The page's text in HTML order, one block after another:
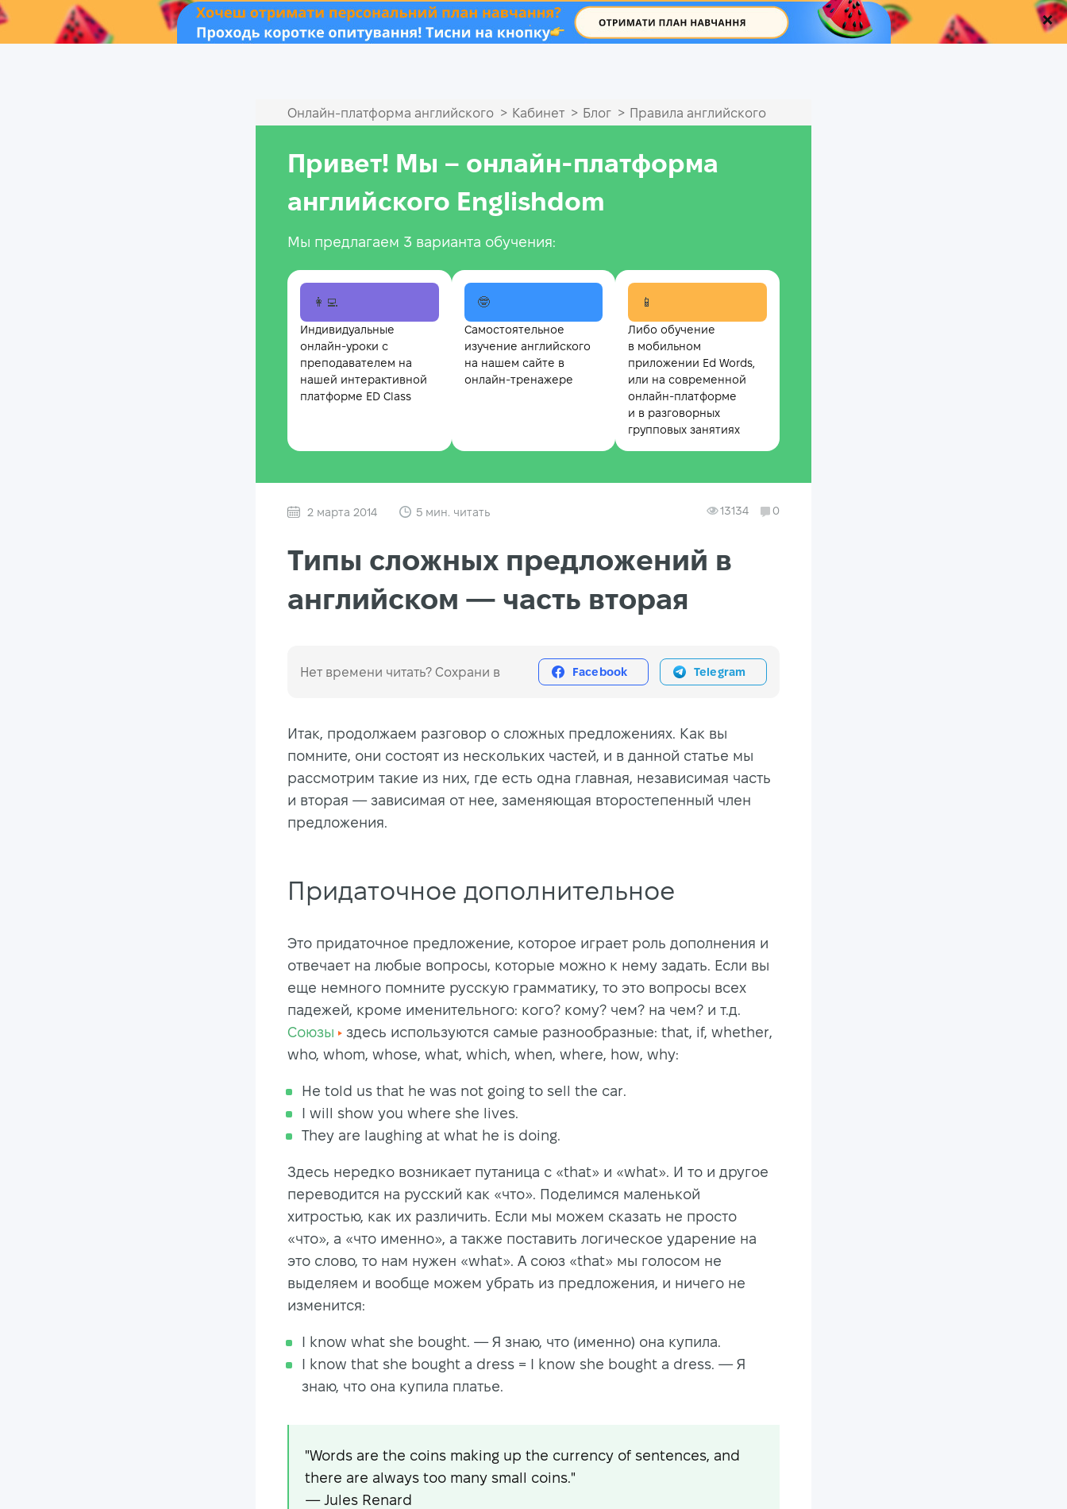
.
Онлайн‑платформа английского > Кабинет > Блог > Правила английского
Привет! Мы – онлайн‑платформа
английского Englishdom
Мы предлагаем 3 варианта обучения:
👩‍💻
Индивидуальные
онлайн-уроки с
преподавателем на
нашей интерактивной
платформе ED Class
🤓
Самостоятельное
изучение английского
на нашем сайте в
онлайн-тренажере
📱
Либо обучение
в мобильном
приложении Ed Words,
или на современной
онлайн-платформе
и в разговорных
групповых занятиях
2 марта 2014 5 мин. читать 13134 0
Типы сложных предложений в
английском — часть вторая
Нет времени читать? Сохрани в Facebook Telegram
Итак, продолжаем разговор о сложных предложениях. Как вы
помните, они состоят из нескольких частей, и в данной статье мы
рассмотрим такие из них, где есть одна главная, независимая часть
и вторая — зависимая от нее, заменяющая второстепенный член
предложения.
Придаточное дополнительное
Это придаточное предложение, которое играет роль дополнения и
отвечает на любые вопросы, которые можно к нему задать. Если вы
еще немного помните русскую грамматику, то это вопросы всех
падежей, кроме именительного: кого? кому? чем? на чем? и т.д.
Союзы
здесь используются самые разнообразные: that, if, whether,
who, whom, whose, what, which, when, where, how, why:
He told us that he was not going to sell the car.
I will show you where she lives.
They are laughing at what he is doing.
Здесь нередко возникает путаница с «that» и «what». И то и другое
переводится на русский как «что». Поделимся маленькой
хитростью, как их различить. Если мы можем сказать не просто
«что», а «что именно», а также поставить логическое ударение на
это слово, то нам нужен «what». А союз «that» мы голосом не
выделяем и вообще можем убрать из предложения, и ничего не
изменится:
I know what she bought. — Я знаю, что (именно) она купила.
I know that she bought a dress = I know she bought a dress. — Я
знаю, что она купила платье.
"Words are the coins making up the currency of sentences, and
there are always too many small coins."
— Jules Renard